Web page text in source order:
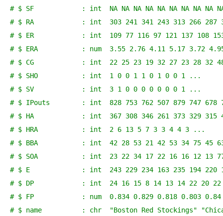
# $ SF            : int  NA NA NA NA NA NA NA NA NA
# $ RA            : int  303 241 341 243 313 266 287
# $ ER            : int  109 77 116 97 121 137 108
# $ ERA           : num  3.55 2.76 4.11 5.17 3.72
# $ CG            : int  22 25 23 19 32 27 23 28 32
# $ SHO           : int  1 0 0 1 1 0 1 0 0 1 ...
# $ SV            : int  3 1 0 0 0 0 0 0 0 1 ...
# $ IPouts        : int  828 753 762 507 879 747 678
# $ HA            : int  367 308 346 261 373 329 315
# $ HRA           : int  2 6 13 5 7 3 3 4 4 3 ...
# $ BBA           : int  42 28 53 21 42 53 34 75 45
# $ SOA           : int  23 22 34 17 22 16 16 12 13
# $ E             : int  243 229 234 163 235 194 220
# $ DP            : int  24 16 15 8 14 13 14 22 20
# $ FP            : num  0.834 0.829 0.818 0.803
# $ name          : chr  "Boston Red Stockings"